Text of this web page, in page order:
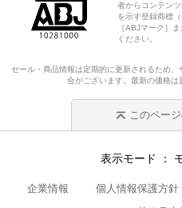
者からコンテン
を示す登録商標
［ABJマーク］
ください。
セール・商品情報は定期的に更新されるため
合がございます。最新の価格は
このペー
表示モード
企業情報 個人情報保護方針